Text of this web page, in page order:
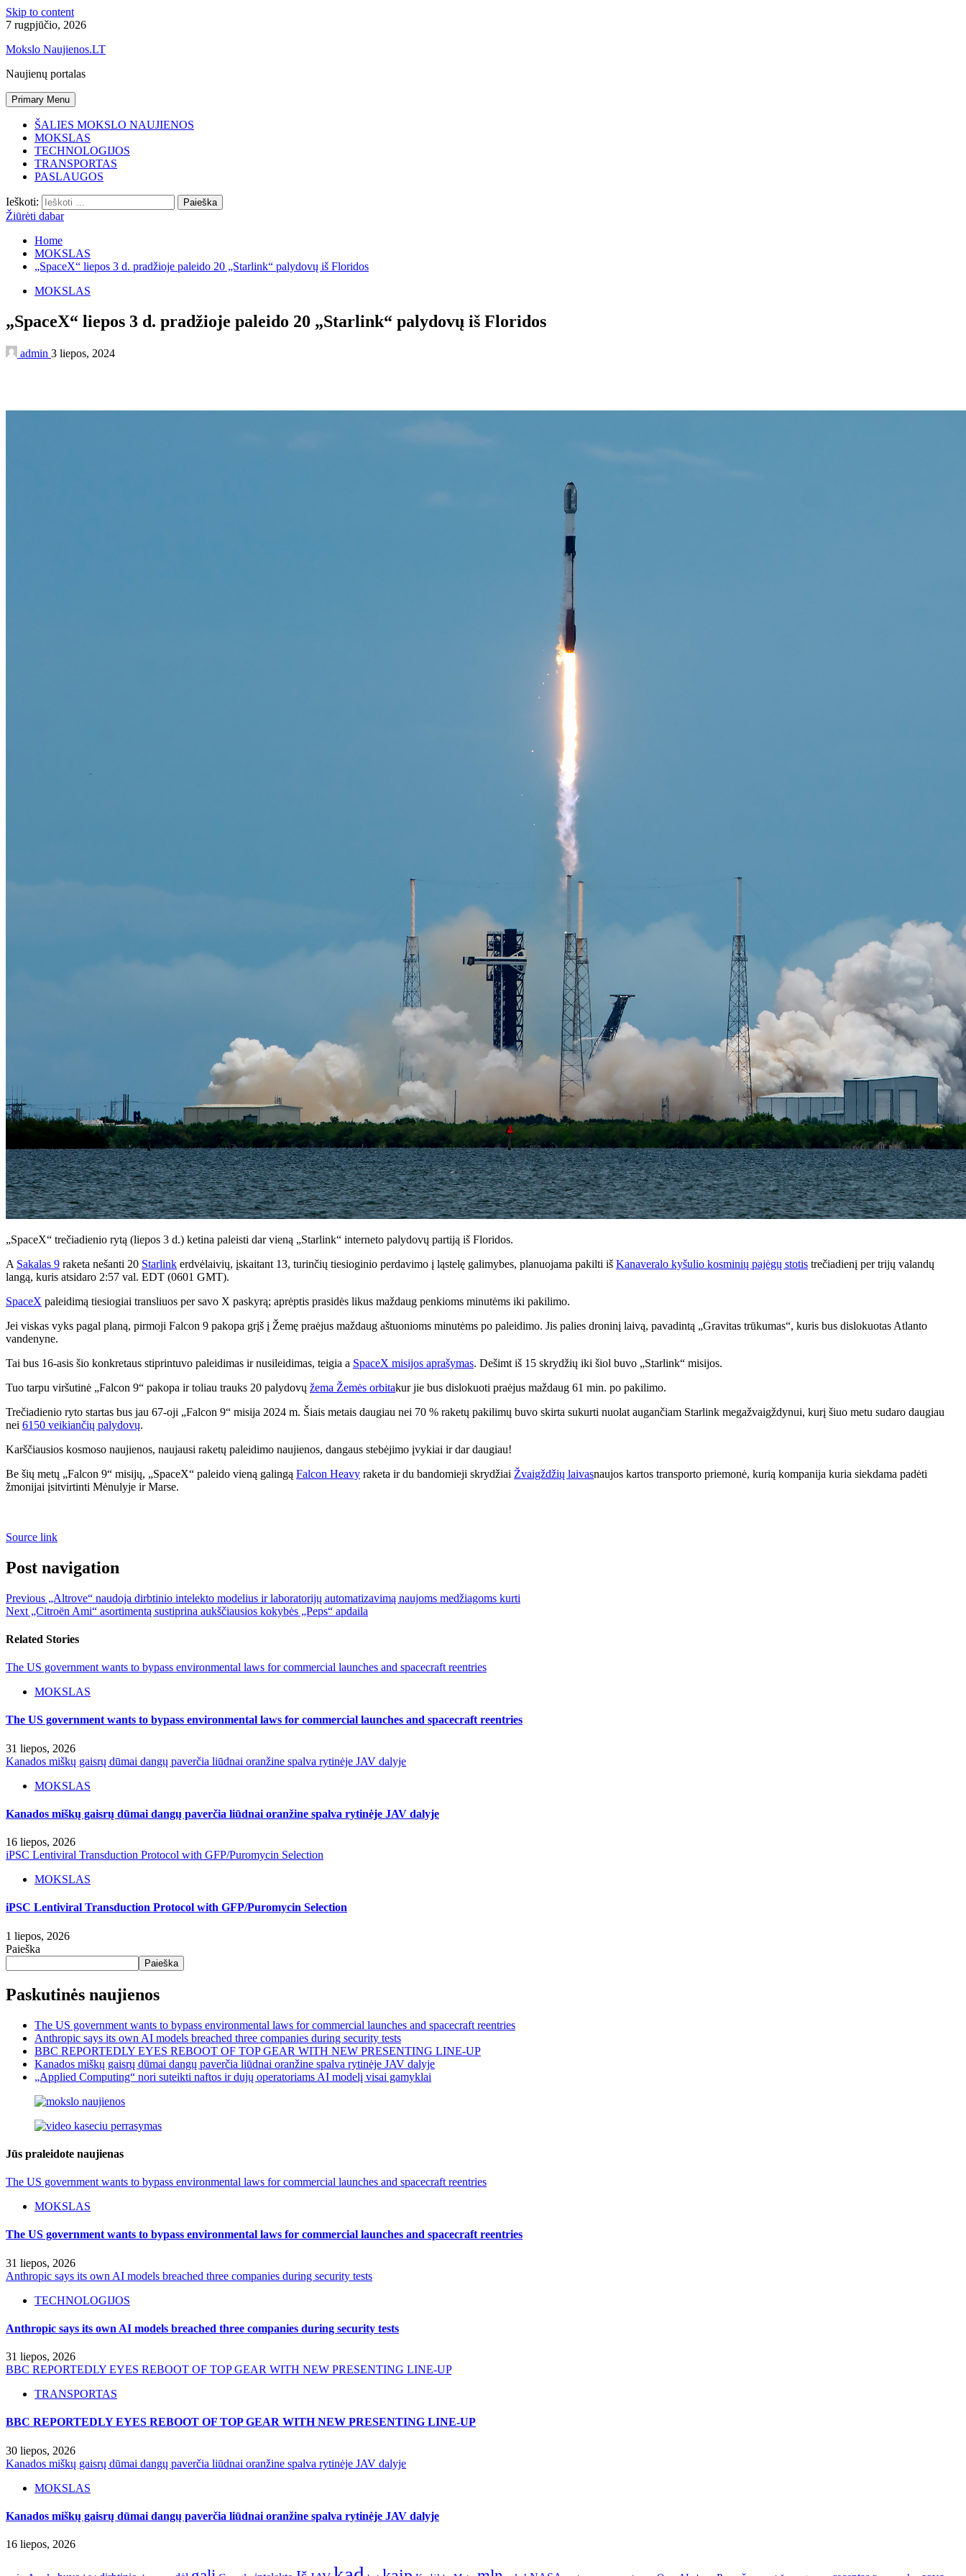
Skip to content
7 rugpjūčio, 2026
Mokslo Naujienos.LT
Naujienų portalas
Primary Menu
ŠALIES MOKSLO NAUJIENOS
MOKSLAS
TECHNOLOGIJOS
TRANSPORTAS
PASLAUGOS
Ieškoti:
Žiūrėti dabar
Home
MOKSLAS
„SpaceX“ liepos 3 d. pradžioje paleido 20 „Starlink“ palydovų iš Floridos
MOKSLAS
„SpaceX“ liepos 3 d. pradžioje paleido 20 „Starlink“ palydovų iš Floridos
admin 3 liepos, 2024
„SpaceX“ trečiadienio rytą (liepos 3 d.) ketina paleisti dar vieną „Starlink“ interneto palydovų partiją iš Floridos.
A Sakalas 9 raketa nešanti 20 Starlink erdvėlaivių, įskaitant 13, turinčių tiesioginio perdavimo į ląstelę galimybes, planuojama pakilti iš Kanaveralo kyšulio kosminių pajėgų stotis trečiadienį per trijų valandų
langą, kuris atsidaro 2:57 val. EDT (0601 GMT).
SpaceX paleidimą tiesiogiai transliuos per savo X paskyrą; aprėptis prasidės likus maždaug penkioms minutėms iki pakilimo.
Jei viskas vyks pagal planą, pirmoji Falcon 9 pakopa grįš į Žemę praėjus maždaug aštuonioms minutėms po paleidimo. Jis palies droninį laivą, pavadintą „Gravitas trūkumas“, kuris bus dislokuotas Atlanto
vandenyne.
Tai bus 16-asis šio konkretaus stiprintuvo paleidimas ir nusileidimas, teigia a SpaceX misijos aprašymas. Dešimt iš 15 skrydžių iki šiol buvo „Starlink“ misijos.
Tuo tarpu viršutinė „Falcon 9“ pakopa ir toliau trauks 20 palydovų žema Žemės orbitakur jie bus dislokuoti praėjus maždaug 61 min. po pakilimo.
Trečiadienio ryto startas bus jau 67-oji „Falcon 9“ misija 2024 m. Šiais metais daugiau nei 70 % raketų pakilimų buvo skirta sukurti nuolat augančiam Starlink megažvaigždynui, kurį šiuo metu sudaro daugiau
nei 6150 veikiančių palydovų.
Karščiausios kosmoso naujienos, naujausi raketų paleidimo naujienos, dangaus stebėjimo įvykiai ir dar daugiau!
Be šių metų „Falcon 9“ misijų, „SpaceX“ paleido vieną galingą Falcon Heavy raketa ir du bandomieji skrydžiai Žvaigždžių laivasnaujos kartos transporto priemonė, kurią kompanija kuria siekdama padėti
žmonijai įsitvirtinti Mėnulyje ir Marse.
Source link
Post navigation
Previous „Altrove“ naudoja dirbtinio intelekto modelius ir laboratorijų automatizavimą naujoms medžiagoms kurti
Next „Citroën Ami“ asortimentą sustiprina aukščiausios kokybės „Peps“ apdaila
Related Stories
The US government wants to bypass environmental laws for commercial launches and spacecraft reentries
MOKSLAS
The US government wants to bypass environmental laws for commercial launches and spacecraft reentries
31 liepos, 2026
Kanados miškų gaisrų dūmai dangų paverčia liūdnai oranžine spalva rytinėje JAV dalyje
MOKSLAS
Kanados miškų gaisrų dūmai dangų paverčia liūdnai oranžine spalva rytinėje JAV dalyje
16 liepos, 2026
iPSC Lentiviral Transduction Protocol with GFP/Puromycin Selection
MOKSLAS
iPSC Lentiviral Transduction Protocol with GFP/Puromycin Selection
1 liepos, 2026
Paieška
Paieška
Paskutinės naujienos
The US government wants to bypass environmental laws for commercial launches and spacecraft reentries
Anthropic says its own AI models breached three companies during security tests
BBC REPORTEDLY EYES REBOOT OF TOP GEAR WITH NEW PRESENTING LINE-UP
Kanados miškų gaisrų dūmai dangų paverčia liūdnai oranžine spalva rytinėje JAV dalyje
„Applied Computing“ nori suteikti naftos ir dujų operatoriams AI modelį visai gamyklai
Jūs praleidote naujienas
The US government wants to bypass environmental laws for commercial launches and spacecraft reentries
MOKSLAS
The US government wants to bypass environmental laws for commercial launches and spacecraft reentries
31 liepos, 2026
Anthropic says its own AI models breached three companies during security tests
TECHNOLOGIJOS
Anthropic says its own AI models breached three companies during security tests
31 liepos, 2026
BBC REPORTEDLY EYES REBOOT OF TOP GEAR WITH NEW PRESENTING LINE-UP
TRANSPORTAS
BBC REPORTEDLY EYES REBOOT OF TOP GEAR WITH NEW PRESENTING LINE-UP
30 liepos, 2026
Kanados miškų gaisrų dūmai dangų paverčia liūdnai oranžine spalva rytinėje JAV dalyje
MOKSLAS
Kanados miškų gaisrų dūmai dangų paverčia liūdnai oranžine spalva rytinėje JAV dalyje
16 liepos, 2026